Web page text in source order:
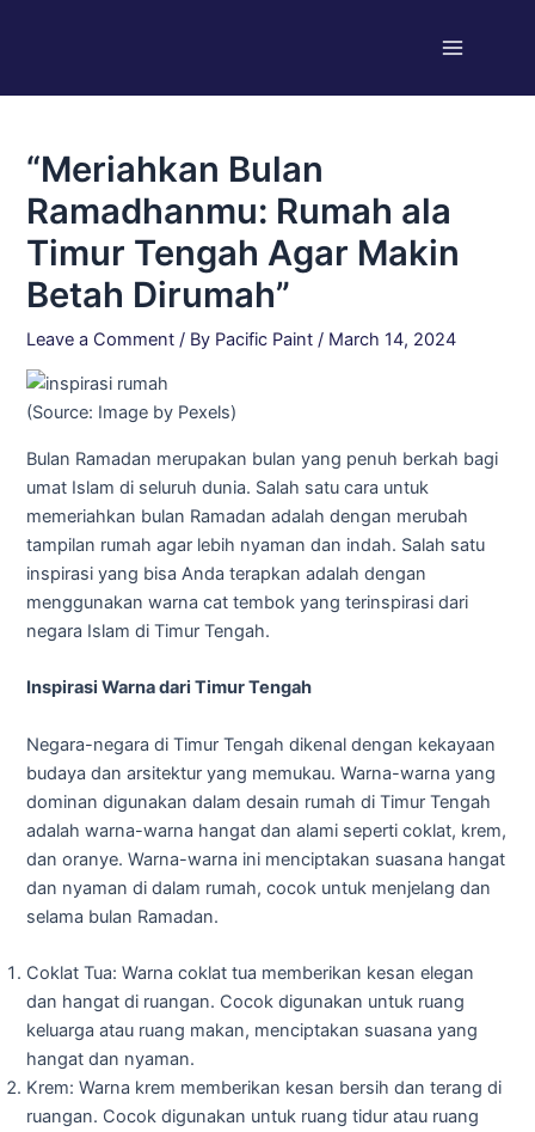
“Meriahkan Bulan
Ramadhanmu: Rumah ala
Timur Tengah Agar Makin
Betah Dirumah”
Leave a Comment / By Pacific Paint/ March 14, 2024
(Source: Image by Pexels)
Bulan Ramadan merupakan bulan yang penuh berkah bagi
umat Islam di seluruh dunia. Salah satu cara untuk
memeriahkan bulan Ramadan adalah dengan merubah
tampilan rumah agar lebih nyaman dan indah. Salah satu
inspirasi yang bisa Anda terapkan adalah dengan
menggunakan warna cat tembok yang terinspirasi dari
negara Islam di Timur Tengah.
Inspirasi Warna dari Timur Tengah
Negara-negara di Timur Tengah dikenal dengan kekayaan
budaya dan arsitektur yang memukau. Warna-warna yang
dominan digunakan dalam desain rumah di Timur Tengah
adalah warna-warna hangat dan alami seperti coklat, krem,
dan oranye. Warna-warna ini menciptakan suasana hangat
dan nyaman di dalam rumah, cocok untuk menjelang dan
selama bulan Ramadan.
Coklat Tua: Warna coklat tua memberikan kesan elegan
dan hangat di ruangan. Cocok digunakan untuk ruang
keluarga atau ruang makan, menciptakan suasana yang
hangat dan nyaman.
Krem: Warna krem memberikan kesan bersih dan terang di
ruangan. Cocok digunakan untuk ruang tidur atau ruang